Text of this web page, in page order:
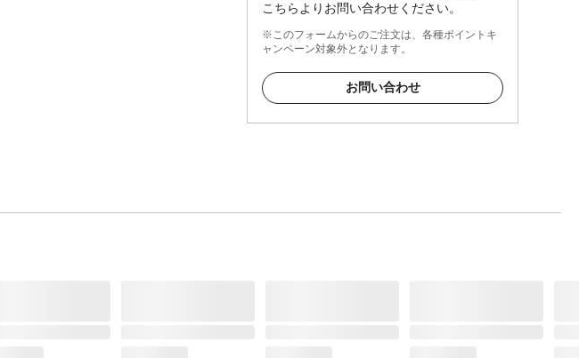
こちらよりお問い合わせください。
※このフォームからのご注文は、各種ポイントキ
ャンペーン対象外となります。
お問い合わせ